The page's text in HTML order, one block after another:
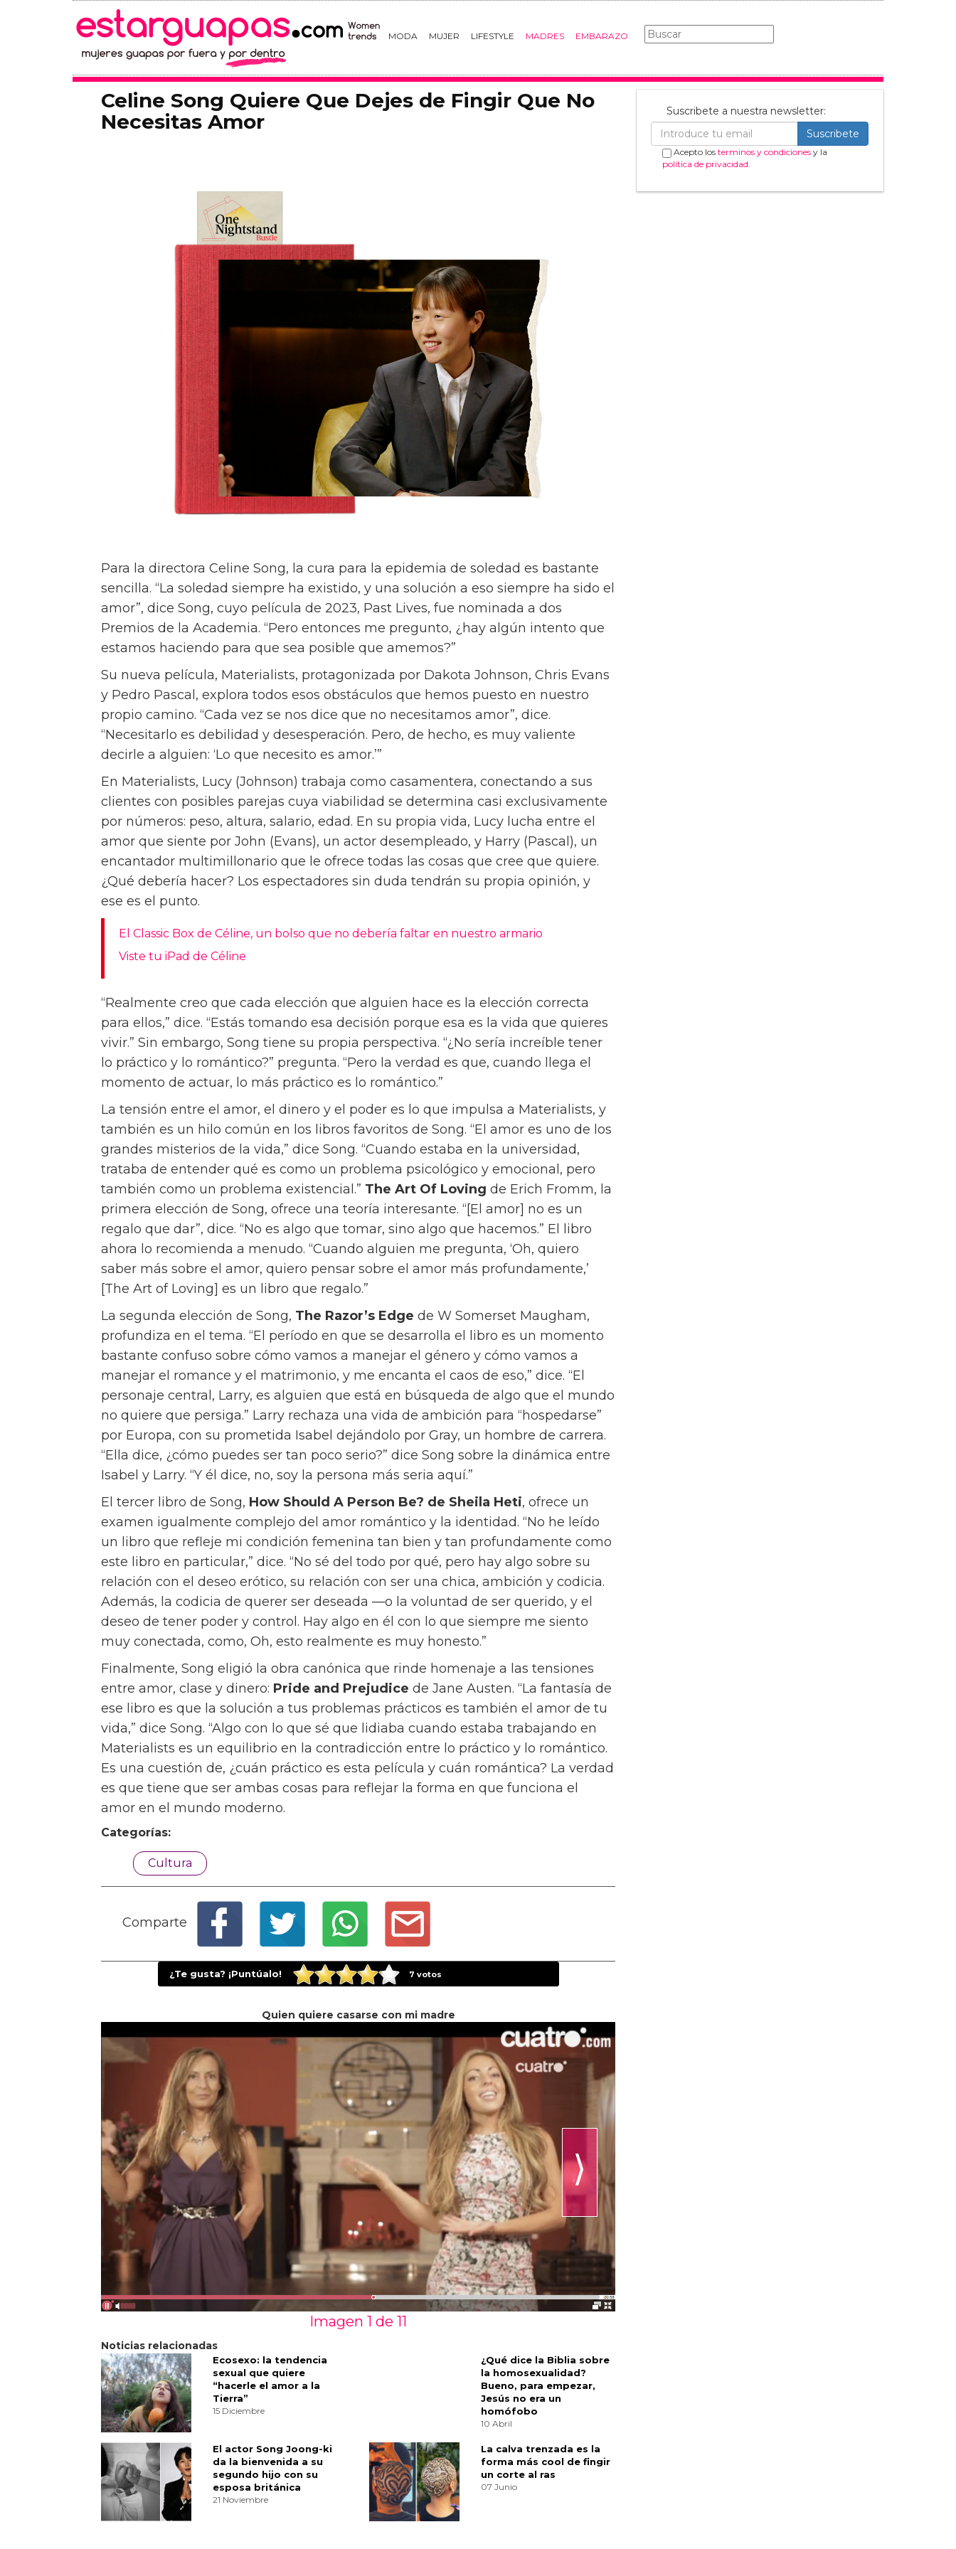
MODA MUJER LIFESTYLE MADRES EMBARAZO
Celine Song Quiere Que Dejes de Fingir Que No
Necesitas Amor
Para la directora Celine Song, la cura para la epidemia de soledad es bastante
sencilla. “La soledad siempre ha existido, y una solución a eso siempre ha sido el
amor”, dice Song, cuyo película de 2023, Past Lives, fue nominada a dos
Premios de la Academia. “Pero entonces me pregunto, ¿hay algún intento que
estamos haciendo para que sea posible que amemos?”
Su nueva película, Materialists, protagonizada por Dakota Johnson, Chris Evans
y Pedro Pascal, explora todos esos obstáculos que hemos puesto en nuestro
propio camino. “Cada vez se nos dice que no necesitamos amor”, dice.
“Necesitarlo es debilidad y desesperación. Pero, de hecho, es muy valiente
decirle a alguien: ‘Lo que necesito es amor.’”
En Materialists, Lucy (Johnson) trabaja como casamentera, conectando a sus
clientes con posibles parejas cuya viabilidad se determina casi exclusivamente
por números: peso, altura, salario, edad. En su propia vida, Lucy lucha entre el
amor que siente por John (Evans), un actor desempleado, y Harry (Pascal), un
encantador multimillonario que le ofrece todas las cosas que cree que quiere.
¿Qué debería hacer? Los espectadores sin duda tendrán su propia opinión, y
ese es el punto.
El Classic Box de Céline, un bolso que no debería faltar en nuestro armario
Viste tu iPad de Céline
“Realmente creo que cada elección que alguien hace es la elección correcta
para ellos,” dice. “Estás tomando esa decisión porque esa es la vida que quieres
vivir.” Sin embargo, Song tiene su propia perspectiva. “¿No sería increíble tener
lo práctico y lo romántico?” pregunta. “Pero la verdad es que, cuando llega el
momento de actuar, lo más práctico es lo romántico.”
La tensión entre el amor, el dinero y el poder es lo que impulsa a Materialists, y
también es un hilo común en los libros favoritos de Song. “El amor es uno de los
grandes misterios de la vida,” dice Song. “Cuando estaba en la universidad,
trataba de entender qué es como un problema psicológico y emocional, pero
también como un problema existencial.” The Art Of Loving de Erich Fromm, la
primera elección de Song, ofrece una teoría interesante. “[El amor] no es un
regalo que dar”, dice. “No es algo que tomar, sino algo que hacemos.” El libro
ahora lo recomienda a menudo. “Cuando alguien me pregunta, ‘Oh, quiero
saber más sobre el amor, quiero pensar sobre el amor más profundamente,’
[The Art of Loving] es un libro que regalo.”
La segunda elección de Song, The Razor’s Edge de W Somerset Maugham,
profundiza en el tema. “El período en que se desarrolla el libro es un momento
bastante confuso sobre cómo vamos a manejar el género y cómo vamos a
manejar el romance y el matrimonio, y me encanta el caos de eso,” dice. “El
personaje central, Larry, es alguien que está en búsqueda de algo que el mundo
no quiere que persiga.” Larry rechaza una vida de ambición para “hospedarse”
por Europa, con su prometida Isabel dejándolo por Gray, un hombre de carrera.
“Ella dice, ¿cómo puedes ser tan poco serio?” dice Song sobre la dinámica entre
Isabel y Larry. “Y él dice, no, soy la persona más seria aquí.”
El tercer libro de Song, How Should A Person Be? de Sheila Heti, ofrece un
examen igualmente complejo del amor romántico y la identidad. “No he leído
un libro que refleje mi condición femenina tan bien y tan profundamente como
este libro en particular,” dice. “No sé del todo por qué, pero hay algo sobre su
relación con el deseo erótico, su relación con ser una chica, ambición y codicia.
Además, la codicia de querer ser deseada —o la voluntad de ser querido, y el
deseo de tener poder y control. Hay algo en él con lo que siempre me siento
muy conectada, como, Oh, esto realmente es muy honesto.”
Finalmente, Song eligió la obra canónica que rinde homenaje a las tensiones
entre amor, clase y dinero: Pride and Prejudice de Jane Austen. “La fantasía de
ese libro es que la solución a tus problemas prácticos es también el amor de tu
vida,” dice Song. “Algo con lo que sé que lidiaba cuando estaba trabajando en
Materialists es un equilibrio en la contradicción entre lo práctico y lo romántico.
Es una cuestión de, ¿cuán práctico es esta película y cuán romántica? La verdad
es que tiene que ser ambas cosas para reflejar la forma en que funciona el
amor en el mundo moderno.
Categorías:
Cultura
Comparte
¿Te gusta? ¡Puntúalo! 7 votos
Quien quiere casarse con mi madre
⟩
Imagen 1 de11
Noticias relacionadas
Ecosexo: la tendencia
sexual que quiere
“hacerle el amor a la
Tierra”
15 Diciembre
¿Qué dice la Biblia sobre
la homosexualidad?
Bueno, para empezar,
Jesús no era un
homófobo
10 Abril
El actor Song Joong-ki
da la bienvenida a su
segundo hijo con su
esposa británica
21 Noviembre
La calva trenzada es la
forma más cool de fingir
un corte al ras
07 Junio
Suscribete a nuestra newsletter:
Suscribete
Acepto los terminos y condicionesy la
política de privacidad.